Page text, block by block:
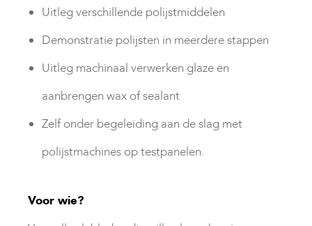
Uitleg verschillende polijstmiddelen
Demonstratie polijsten in meerdere stappen
Uitleg machinaal verwerken glaze en
aanbrengen wax of sealant
Zelf onder begeleiding aan de slag met
polijstmachines op testpanelen.
Voor wie?